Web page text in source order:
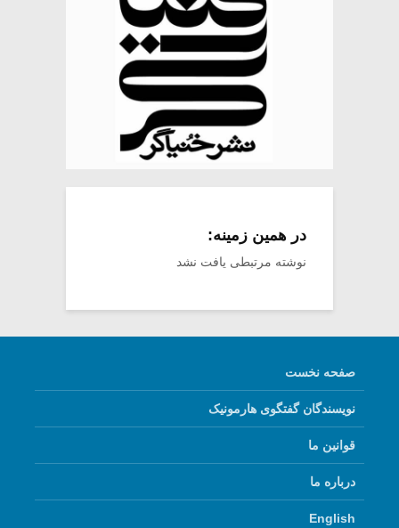
در همین زمینه:
نوشته مرتبطی یافت نشد
صفحه نخست
نویسندگان گفتگوی هارمونیک
قوانین ما
درباره ما
English